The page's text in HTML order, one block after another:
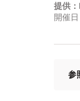
提供
開催日
参